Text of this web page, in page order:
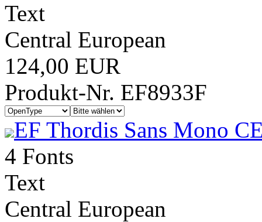
Text
Central European
124,00 EUR
Produkt-Nr. EF8933F
EF Thordis Sans Mono
4 Fonts
Text
Central European